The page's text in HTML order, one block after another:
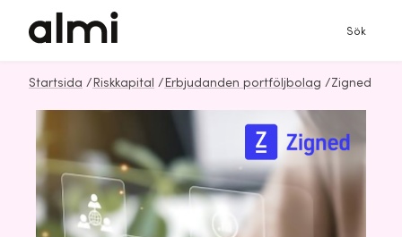
Sök
Startsida / Riskkapital / Erbjudanden portföljbolag /Zigned